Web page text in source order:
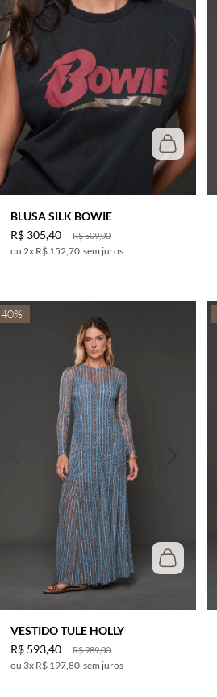
BLUSA SILK BOWIE
R$509,00
R$ 305,40
2x R$ 152,70 sem juros
40%
VESTIDO TULE HOLLY
R$989,00
R$ 593,40
3x R$ 197,80 sem juros